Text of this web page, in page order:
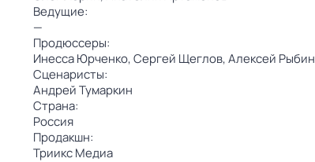
Ведущие:
—
Продюссеры:
Инесса Юрченко,Сергей Щеглов,Алексей Рыбин
Сценаристы:
Андрей Тумаркин
Страна:
Россия
Продакшн:
Триикс Медиа